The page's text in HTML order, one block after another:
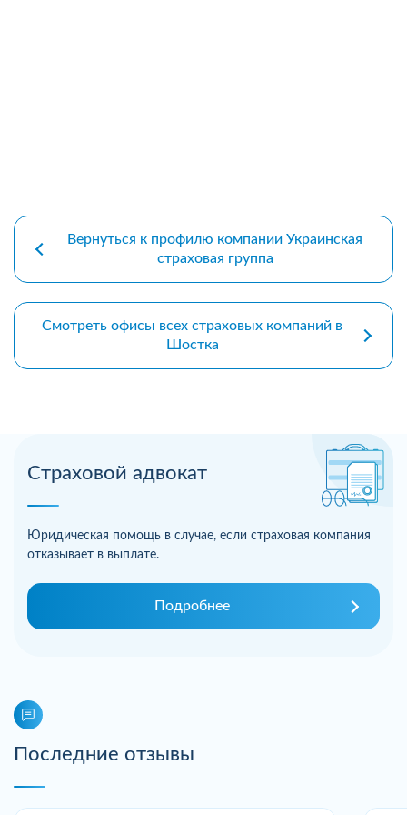
Страховой адвокат
Юридическая помощь в случае, если страховая компания
отказывает в выплате.
Подробнее
Последние отзывы
Вернуться к профилю компании Украинская
страховая группа
Смотреть офисы всех страховых компаний в
Шостка